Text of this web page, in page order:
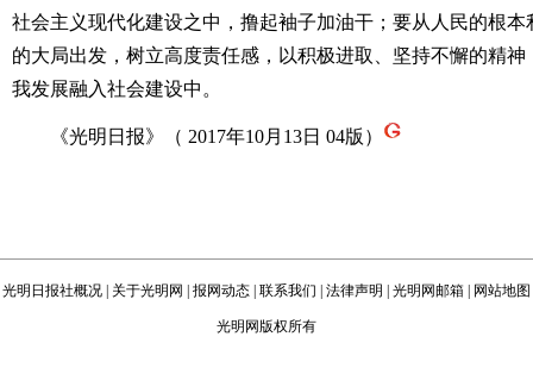
社会主义现代化建设之中，撸起袖子加油干；要从人民的根
的大局出发，树立高度责任感，以积极进取、坚持不懈的精
我发展融入社会建设中。
《光明日报》（ 2017年10月13日 04版）
光明日报社概况 关于光明网 报网动态 联系我们 法律声明 光明网邮箱 网站地图
光明网版权所有